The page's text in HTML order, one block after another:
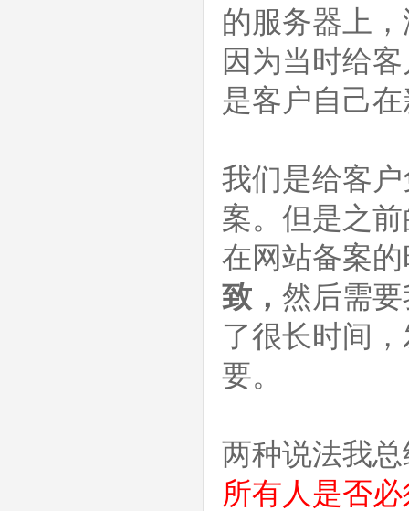
的服务器上
因为当时给
是客户自己
我们是给客
案。但是之
在网站备案
致， 然后需
了很长时间
要。
两种说法我
所有人是否